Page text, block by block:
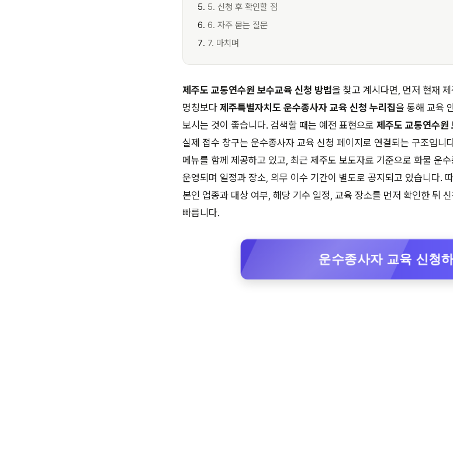
5. 신청 후 확인할 점
6. 자주 묻는 질문
7. 마치며
제주도 교통연수원 보수교육 신청 방법을 찾고 계시다면, 먼저 현재
명칭보다 제주특별자치도 운수종사자 교육 신청 누리집 을 통해 교육
보시는 것이 좋습니다. 검색할 때는 예전 표현으로 제주도 교통연수원
실제 접수 창구는 운수종사자 교육 신청 페이지로 연결되는 구조입니
메뉴를 함께 제공하고 있고, 최근 제주도 보도자료 기준으로 화물 운
운영되며 일정과 장소, 의무 이수 기간이 별도로 공지되고 있습니다.
본인 업종과 대상 여부, 해당 기수 일정, 교육 장소를 먼저 확인한 뒤
빠릅니다.
운수종사자 교육 신청하